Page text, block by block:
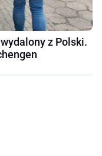
z Polski.